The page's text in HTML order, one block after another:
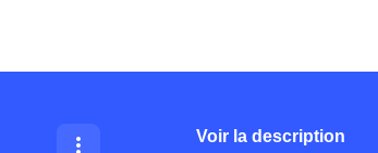
Voir la description